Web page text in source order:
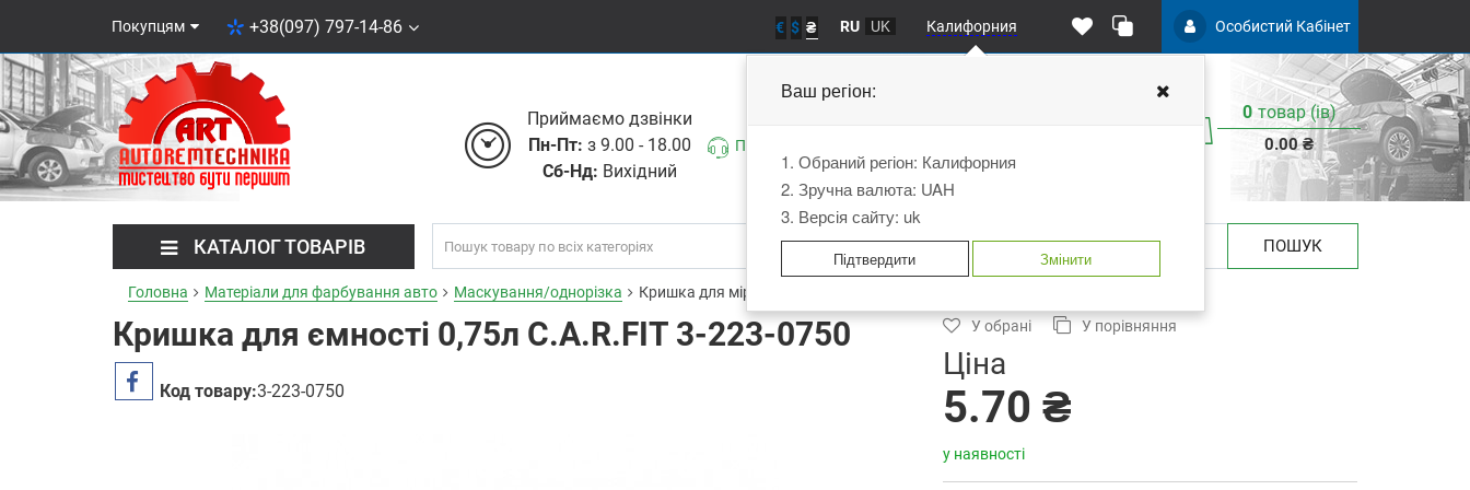
Покупцям +38(097) 797-14-86 € $ ₴ RU UK Калифорния
Ваш регіон:
1. Обраний регіон: Калифорния
2. Зручна валюта: UAH
3. Версія сайту: uk
Підтвердити Змінити
Особистий Кабінет
Приймаємо дзвiнки
Пн-Пт: з 9.00 - 18.00
Сб-Нд: Вихідний
Передзвоніть мені
0 товар (iв)
0.00 ₴
КАТАЛОГ ТОВАРІВ ПОШУК
Головна Матеріали для фарбування авто Маскування/однорізка Кришка для мірної ємності 0,75л C.A.R.FIT 3-223-0750
Кришка для ємності 0,75л C.A.R.FIT 3-223-0750
Код товару:3-223-0750
У обрані У порівняння
Ціна
5.70 ₴
у наявності